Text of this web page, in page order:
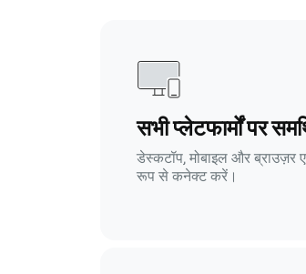
सभी प्लेटफार्मों पर
डेस्कटॉप, मोबाइल और ब्राउज़र
रूप से कनेक्ट करें।